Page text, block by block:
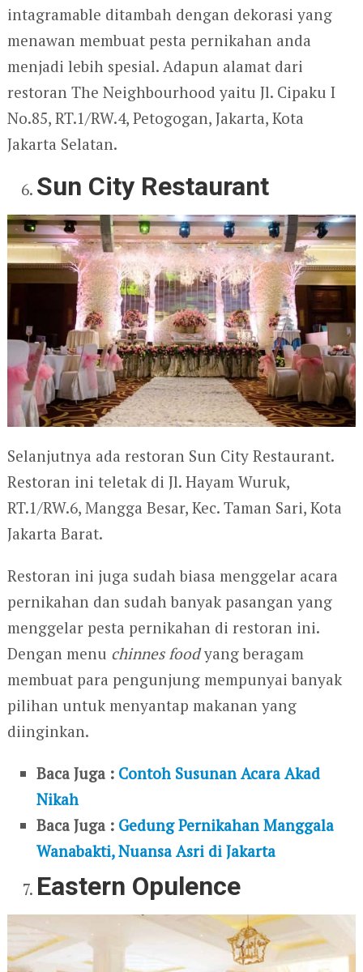
intagramable ditambah dengan dekorasi yang
menawan membuat pesta pernikahan anda
menjadi lebih spesial. Adapun alamat dari
restoran The Neighbourhood yaitu Jl. Cipaku I
No.85, RT.1/RW.4, Petogogan, Jakarta, Kota
Jakarta Selatan.
Sun City Restaurant
Selanjutnya ada restoran Sun City Restaurant.
Restoran ini teletak di Jl. Hayam Wuruk,
RT.1/RW.6, Mangga Besar, Kec. Taman Sari, Kota
Jakarta Barat.
Restoran ini juga sudah biasa menggelar acara
pernikahan dan sudah banyak pasangan yang
menggelar pesta pernikahan di restoran ini.
Dengan menu chinnes foodyang beragam
membuat para pengunjung mempunyai banyak
pilihan untuk menyantap makanan yang
diinginkan.
Baca Juga : Contoh Susunan Acara Akad
Nikah
Baca Juga : Gedung Pernikahan Manggala
Wanabakti, Nuansa Asri di Jakarta
Eastern Opulence